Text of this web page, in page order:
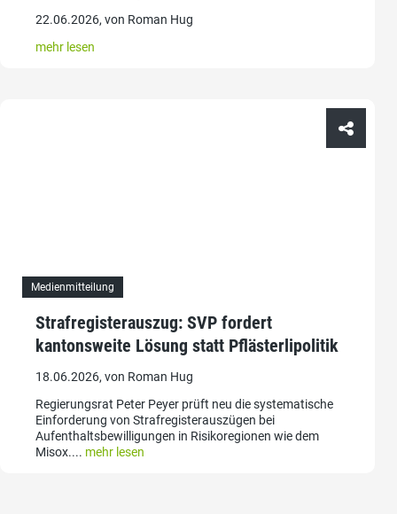
22.06.2026, von Roman Hug
mehr lesen
Medienmitteilung
Strafregisterauszug: SVP fordert
kantonsweite Lösung statt Pflästerlipolitik
18.06.2026, von Roman Hug
Regierungsrat Peter Peyer prüft neu die systematische
Einforderung von Strafregisterauszügen bei
Aufenthaltsbewilligungen in Risikoregionen wie dem
Misox.... mehr lesen